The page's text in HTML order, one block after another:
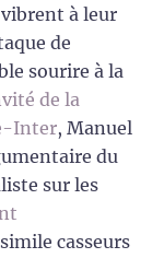
vibrent à leur
de
sourire à la
de la
Inter, Manuel
du
sur les
casseurs